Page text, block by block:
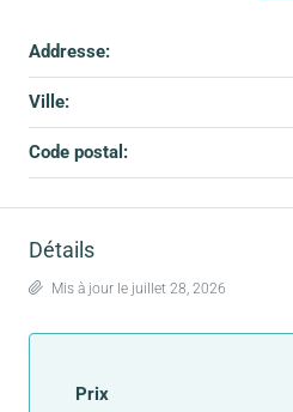
Addresse:
Ville:
Code postal:
Détails
Mis à jour le juillet 28, 2026
Prix